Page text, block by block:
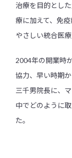
治療を目的とし
療に加えて、免
やさしい統合医
2004年の開業時
協力、早い時期
三千男院長に、
中でどのように
た。